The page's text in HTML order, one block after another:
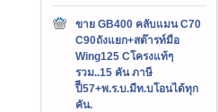
ขาย GB400 คลับแมน C70
C90ถังแยก+สต๊ารท์มือ
Wing125 Cโครงแท้ๆ
รวม..15 คัน ภาษี
ปีี57+พ.ร.บ.มีท.บโอนได้ทุก
คัน.